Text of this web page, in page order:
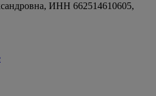
ИНН 662514610605,